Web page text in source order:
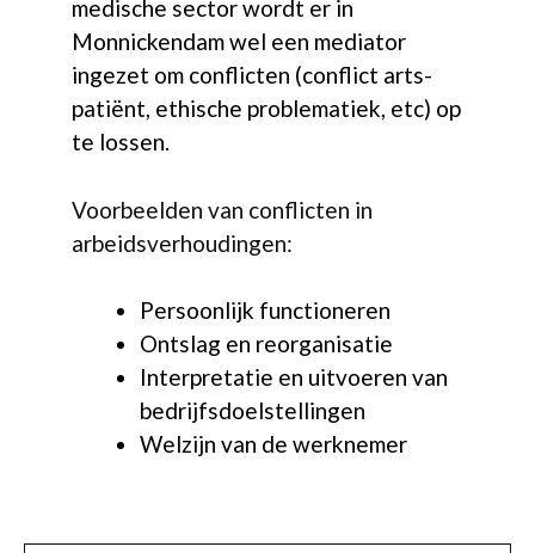
medische sector wordt er in
Monnickendam wel een mediator
ingezet om conflicten (conflict arts-
patiënt, ethische problematiek, etc) op
te lossen.
Voorbeelden van conflicten in
arbeidsverhoudingen:
Persoonlijk functioneren
Ontslag en reorganisatie
Interpretatie en uitvoeren van
bedrijfsdoelstellingen
Welzijn van de werknemer